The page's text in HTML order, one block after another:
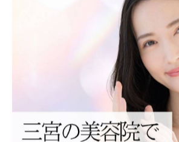
< 前のページ 一覧に戻る